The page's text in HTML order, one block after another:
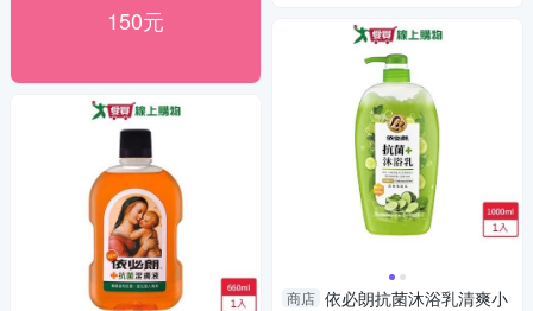
150元
商店 依必朗抗菌沐浴乳清爽小